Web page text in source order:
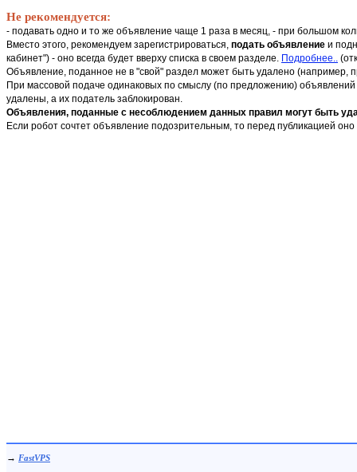
Не рекомендуется:
- подавать одно и то же объявление чаще 1 раза в месяц, - при большом
Вместо этого, рекомендуем зарегистрироваться, подать объявление и
кабинет") - оно всегда будет вверху списка в своем разделе. Подробнее..
Объявление, поданное не в "свой" раздел может быть удалено (например,
При массовой подаче одинаковых по смыслу (по предложению)
удалены, а их податель заблокирован.
Объявления, поданные с несоблюдением данных правил могут быть
Если робот сочтет объявление подозрительным, то перед публикацией
→ FastVPS